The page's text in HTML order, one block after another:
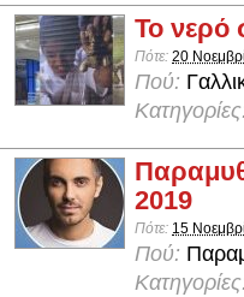
Το νερό
Πότε: 20
Πού:
2019
Πότε: 15
Πού: